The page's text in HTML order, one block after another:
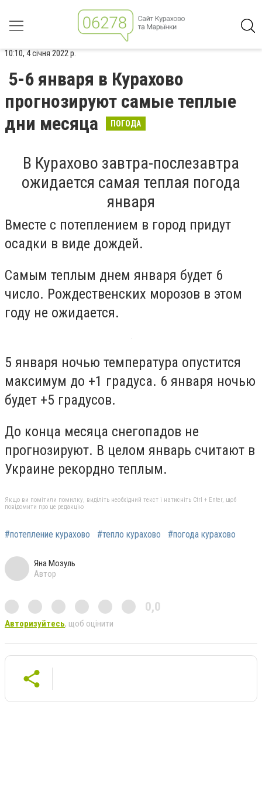
10:10, 4 січня 2022 р.
5-6 января в Курахово
прогнозируют самые теплые
дни месяца
ПОГОДА
В Курахово завтра-послезавтра
ожидается самая теплая погода
января
Вместе с потеплением в город придут
осадки в виде дождей.
Самым теплым днем января будет 6
число. Рождественских морозов в этом
году не ожидается.
5 января ночью температура опустится
максимум до +1 градуса. 6 января ночью
будет +5 градусов.
До конца месяца снегопадов не
прогнозируют. В целом январь считают в
Украине рекордно теплым.
Якщо ви помітили помилку, виділіть необхідний текст і натисніть Ctrl + Enter, щоб
повідомити про це редакцію
#потепление курахово #тепло курахово #погода курахово
Яна Мозуль
Автор
0,0
Авторизуйтесь, щоб оцінити